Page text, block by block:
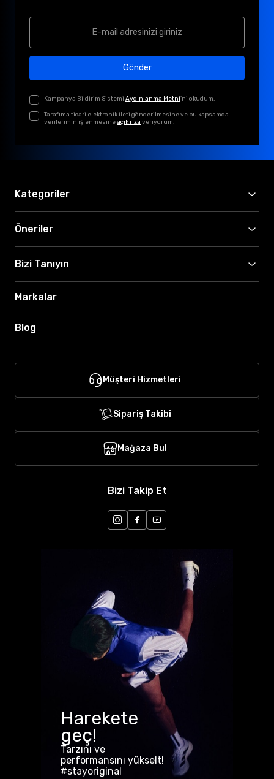
Gönder
Kampanya Bildirim Sistemi Aydınlanma Metni'ni okudum.
Tarafıma ticari elektronik ileti gönderilmesine ve bu kapsamda
verilerimin işlenmesineaçık rıza veriyorum.
Kategoriler
Öneriler
Bizi Tanıyın
Markalar
Blog
Müşteri Hizmetleri
Sipariş Takibi
Mağaza Bul
Bizi Takip Et
Harekete
geç!
Tarzını ve
performansını yükselt!
#stayoriginal